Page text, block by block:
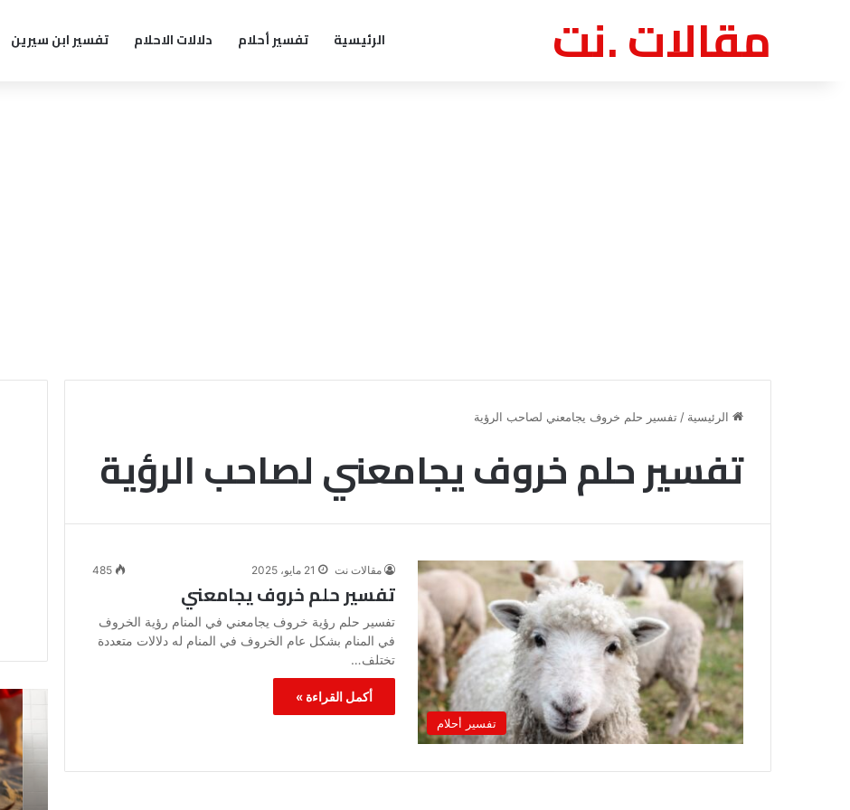
مقالات .نت الرئيسية تفسير أحلام دلالات الاحلام تفسير ابن سيرين
الرئيسية / تفسير حلم خروف يجامعني لصاحب الرؤية
تفسير حلم خروف يجامعني لصاحب الرؤية
تفسير أحلام
مقالات نت 21 مايو، 2025 485
تفسير حلم خروف يجامعني
تفسير حلم رؤية خروف يجامعني في المنام رؤية الخروف
في المنام بشكل عام الخروف في المنام له دلالات متعددة
تختلف…
أكمل القراءة »
خروج
شي
من
في
رؤية
الحمام
في
تفسير
الجثث
المنام